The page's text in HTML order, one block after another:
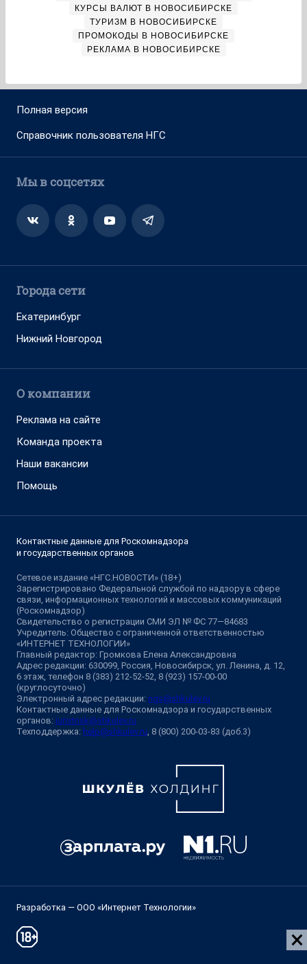
КУРСЫ ВАЛЮТ В НОВОСИБИРСКЕ
ТУРИЗМ В НОВОСИБИРСКЕ
ПРОМОКОДЫ В НОВОСИБИРСКЕ
РЕКЛАМА В НОВОСИБИРСКЕ
Полная версия
Справочник пользователя НГС
Мы в соцсетях
Города сети
Екатеринбург
Нижний Новгород
О компании
Реклама на сайте
Команда проекта
Наши вакансии
Помощь
Контактные данные для Роскомнадзора
и государственных органов
Сетевое издание «НГС.НОВОСТИ» (18+)
Зарегистрировано Федеральной службой по надзору в сфере
связи, информационных технологий и массовых коммуникаций
(Роскомнадзор)
Свидетельство о регистрации СМИ ЭЛ № ФС 77—84683
Учредитель: Общество с ограниченной ответственностью
«ИНТЕРНЕТ ТЕХНОЛОГИИ»
Главный редактор: Громкова Елена Александровна
Адрес редакции: 630099, Россия, Новосибирск, ул. Ленина, д. 12,
6 этаж, телефон 8 (383) 212-52-52, 8 (923) 157-00-00
(круглосуточно)
Электронный адрес редакции: ngs@shkulev.ru
Контактные данные для Роскомнадзора и государственных
органов: juristnsk@shkulev.ru
Техподдержка: help@shkulev.ru , 8 (800) 200-03-83 (доб.3)
Разработка — ООО «Интернет Технологии»